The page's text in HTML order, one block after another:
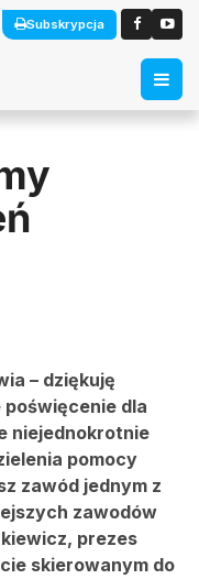
Subskrypcja
– dziękuję
poświęcenie dla
niejednokrotnie
pomocy
zawód jednym z
zawodów
prezes
skierowanym do